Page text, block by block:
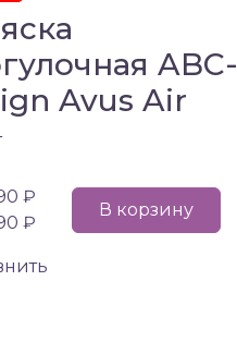
ABC-
Avus Air
₽
₽
В корзину